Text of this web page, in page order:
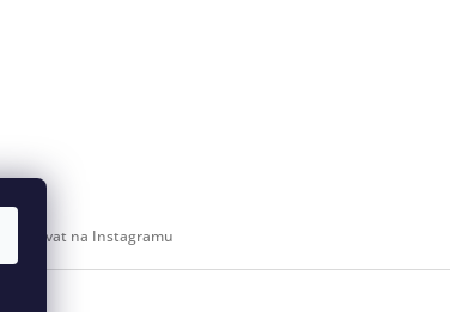
Sledovat na Instagramu